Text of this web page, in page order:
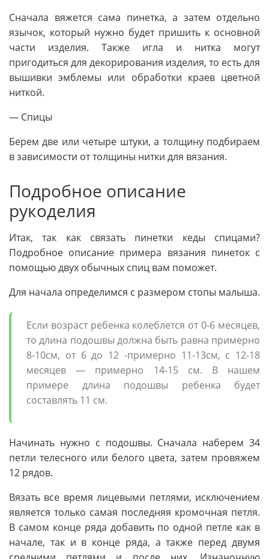
Сначала вяжется сама пинетка, а затем отдельно
язычок, который нужно будет пришить к основной
части изделия. Также игла и нитка могут
пригодиться для декорирования изделия, то есть для
вышивки эмблемы или обработки краев цветной
ниткой.
— Спицы
Берем две или четыре штуки, а толщину подбираем
в зависимости от толщины нитки для вязания.
Подробное описание
рукоделия
Итак, так как связать пинетки кеды спицами?
Подробное описание примера вязания пинеток с
помощью двух обычных спиц вам поможет.
Для начала определимся с размером стопы малыша.
Если возраст ребенка колеблется от 0-6 месяцев,
то длина подошвы должна быть равна примерно
8-10см, от 6 до 12 -примерно 11-13см, с 12-18
месяцев — примерно 14-15 см. В нашем
примере длина подошвы ребенка будет
составлять 11 см.
Начинать нужно с подошвы. Сначала наберем 34
петли телесного или белого цвета, затем провяжем
12 рядов.
Вязать все время лицевыми петлями, исключением
является только самая последняя кромочная петля.
В самом конце ряда добавить по одной петле как в
начале, так и в конце ряда, а также перед двумя